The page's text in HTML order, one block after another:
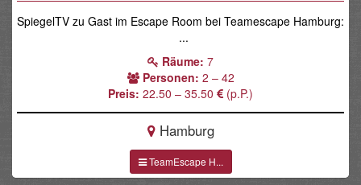
SpiegelTV zu Gast im Escape Room bei Teamescape Hamburg:
...
Räume: 7
Personen: 2 – 42
Preis: 22.50 – 35.50 (p.P.)
Hamburg
TeamEscape H...